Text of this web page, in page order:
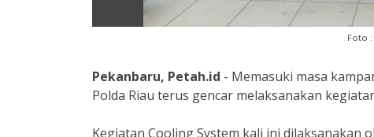
Foto
Pekanbaru, Petah.id - Memasuki masa
Polda Riau terus gencar melaksanakan
Kegiatan Cooling System kali ini dilaksanakan